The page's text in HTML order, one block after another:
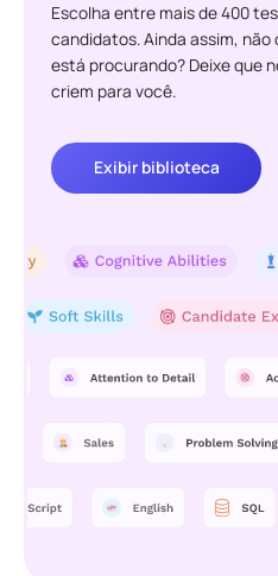
Escolha entre mais de 400
candidatos. Ainda assim,
está procurando? Deixe que
criem para você.
Exibir biblioteca